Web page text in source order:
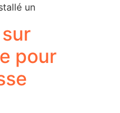
un
pour